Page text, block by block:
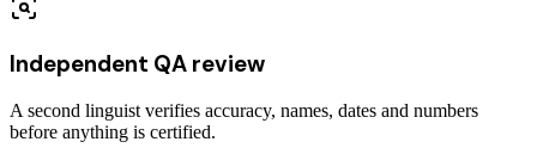
Independent QA review
A second linguist verifies accuracy, names, dates and numbers
before anything is certified.